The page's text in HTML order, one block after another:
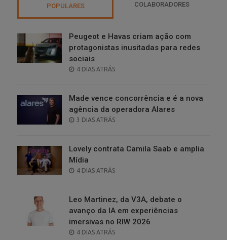
POPULARES COLABORADORES
Peugeot e Havas criam ação com
protagonistas inusitadas para redes
sociais
POSTED
4 DIAS ATRÁS
Made vence concorrência e é a nova
agência da operadora Alares
POSTED
3 DIAS ATRÁS
Lovely contrata Camila Saab e amplia
Mídia
POSTED
4 DIAS ATRÁS
Leo Martinez, da V3A, debate o
avanço da IA em experiências
imersivas no RIW 2026
POSTED
4 DIAS ATRÁS